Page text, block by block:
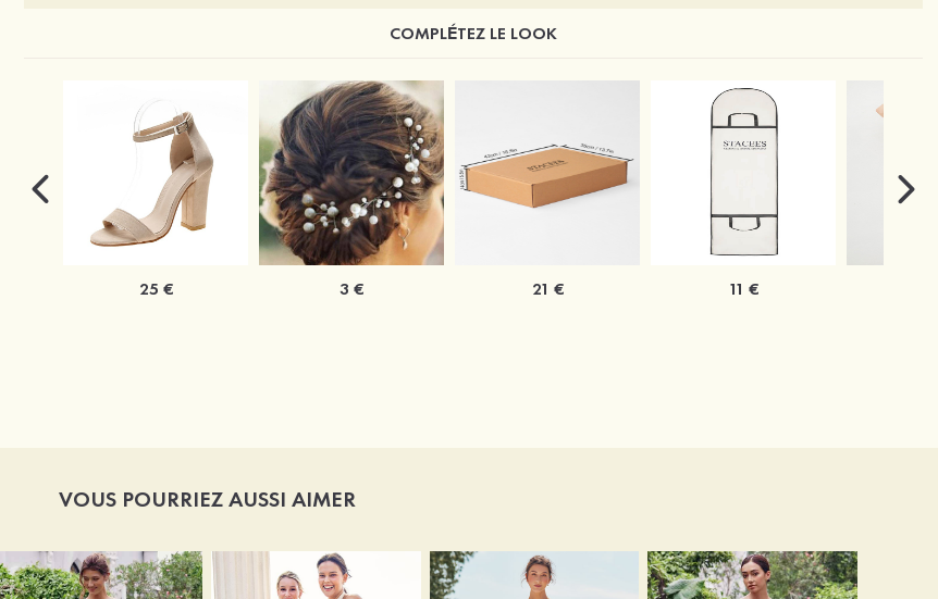
COMPLÉTEZ LE LOOK
25 € 3 € 21 € 11 €
VOUS POURRIEZ AUSSI AIMER